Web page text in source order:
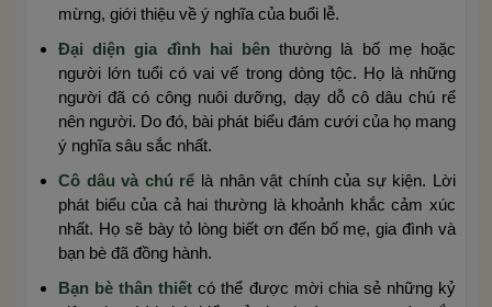
mừng, giới thiệu về ý nghĩa của buổi lễ.
Đại diện gia đình hai bên thường là bố mẹ hoặc
người lớn tuổi có vai vế trong dòng tộc. Họ là những
người đã có công nuôi dưỡng, dạy dỗ cô dâu chú rể
nên người. Do đó, bài phát biểu đám cưới của họ mang
ý nghĩa sâu sắc nhất.
Cô dâu và chú rể là nhân vật chính của sự kiện. Lời
phát biểu của cả hai thường là khoảnh khắc cảm xúc
nhất. Họ sẽ bày tỏ lòng biết ơn đến bố mẹ, gia đình và
bạn bè đã đồng hành.
Bạn bè thân thiết có thể được mời chia sẻ những kỷ